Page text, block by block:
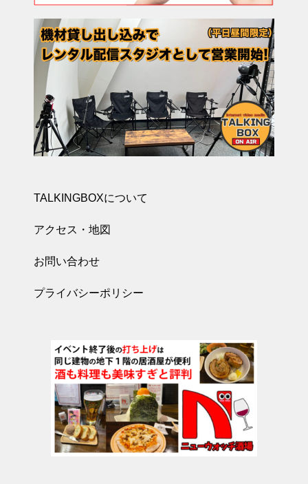
TALKINGBOXについて
アクセス・地図
お問い合わせ
プライバシーポリシー